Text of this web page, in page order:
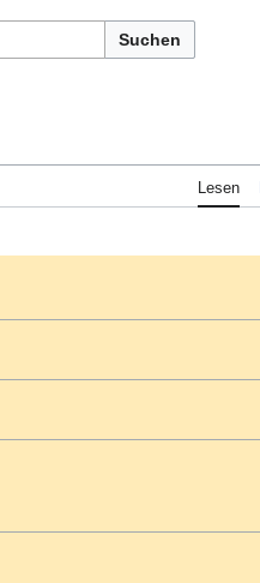
Suchen
Lesen